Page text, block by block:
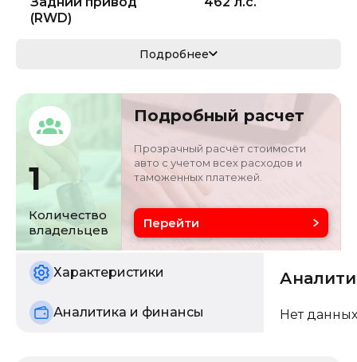
(RWD)
340 кВ
Кузов
кроссовер/
внедорожник
0 л
черный
Состояние
Расчетная мощность
153 кВ
Подробнее
1
Количество
владельцев
Подробный расчет
Прозрачный расчёт стоимости
авто с учетом всех расходов и
таможенных платежей.
Перейти
Характеристики
Аналитика и финансы Нет